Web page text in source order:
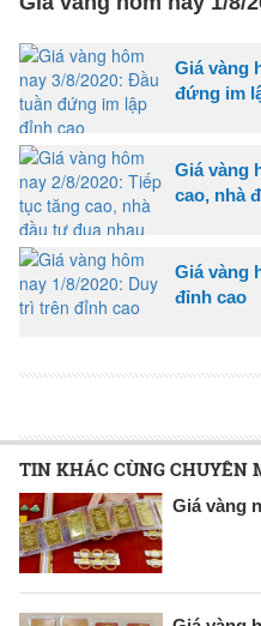
Giá vàng
đứng im
Giá vàng
cao, nhà
Giá vàng
đỉnh cao
TIN KHÁC CÙNG CHUYÊN
Giá vàng